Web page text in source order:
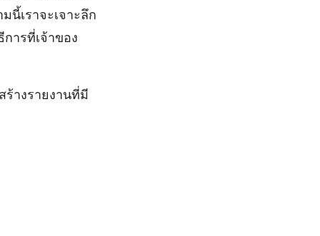
เราจะเจาะลึก
ารที่เจ้าของ
ร้างรายงานที่มี